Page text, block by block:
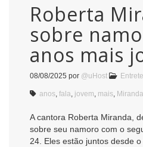
Roberta
sobre
anos mais
08/08/2025 por @uHost
anos fala jovem mais Miranda
A cantora Roberta Miranda,
sobre seu namoro com o
24. Eles estão juntos desde